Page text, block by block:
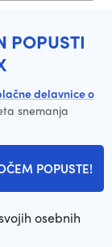
POPUSTI
delavnice o
snemanja
POPUSTE!
osebnih